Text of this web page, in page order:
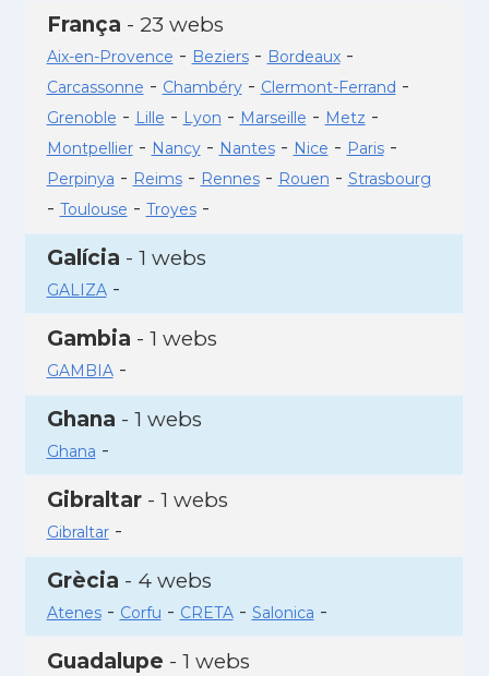
França - 23 webs
Aix-en-Provence - Beziers- Bordeaux-
Carcassonne - Chambéry- Clermont-Ferrand -
Grenoble - Lille - Lyon - Marseille - Metz -
Montpellier- Nancy- Nantes- Nice - Paris-
Perpinya - Reims- Rennes- Rouen - Strasbourg
- Toulouse - Troyes-
Galícia - 1 webs
GALIZA-
Gambia - 1 webs
GAMBIA-
Ghana - 1 webs
Ghana -
Gibraltar- 1 webs
Gibraltar-
Grècia - 4 webs
Atenes- Corfu - CRETA- Salonica -
Guadalupe - 1 webs